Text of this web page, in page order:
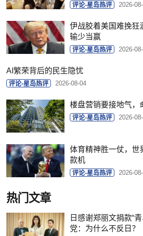
评论-星岛热评 2026-
伊战胶着美国难挽狂
输少当赢
评论-星岛热评 2026-
AI繁荣背后的民生隐忧
评论-星岛热评 2026-08-04
楼盘营销要接地气，
评论-星岛热评 2026-
体育精神胜一仗，世
款机
评论-星岛热评 2026-
热门文章
日感谢郑丽文捐款“
党：为什么不反日？